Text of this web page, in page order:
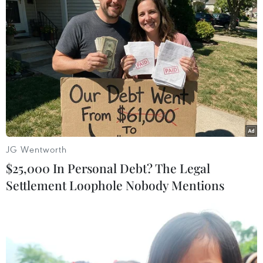
#Sergei Lavrov #Mỹ Latinh Brazil
Cuba
Nga
Venezuela
Theo dõi VietnamPlus
TIN LIÊN QUAN
JG Wentworth
$25,000 In Personal Debt? The Legal
Settlement Loophole Nobody Mentions